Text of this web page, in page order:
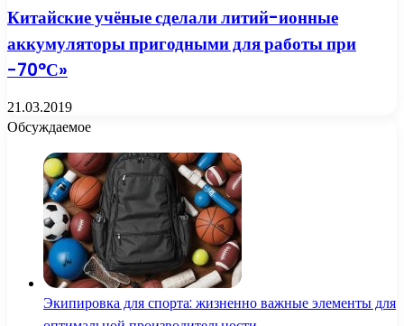
Китайские учёные сделали литий-ионные
аккумуляторы пригодными для работы при
−70°С»
21.03.2019
Обсуждаемое
Экипировка для спорта: жизненно важные элементы для